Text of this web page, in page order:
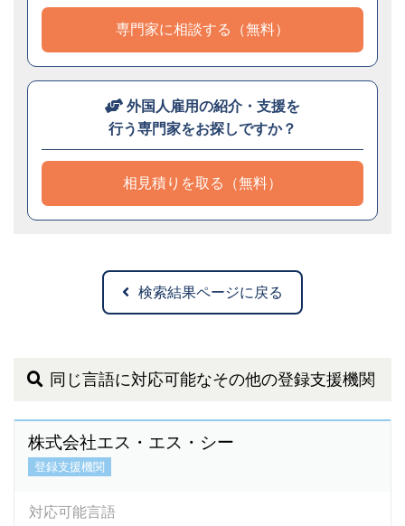
専門家に相談する（無料）
外国人雇用の紹介・支援を
行う専門家をお探しですか？
相見積りを取る（無料）
検索結果ページに戻る
同じ言語に対応可能なその他の登録支援機関
株式会社エス・エス・シー
登録支援機関
対応可能言語